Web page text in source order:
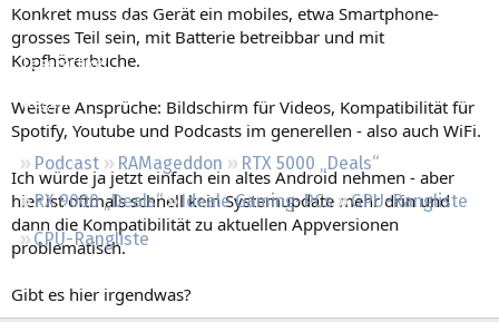
Neueste Aktivitäten
Leserartikel
Regeln
Podcast RAMageddon
RTX 5000 „Deals“
RX 9000 „Deals“
Ideale Gaming-PCs
GPU-Rangliste
CPU-Rangliste
Konkret muss das Gerät ein mobiles, etwa Smartphone-
grosses Teil sein, mit Batterie betreibbar und mit
Kopfhörerbuche.
Weitere Ansprüche: Bildschirm für Videos, Kompatibilität für
Spotify, Youtube und Podcasts im generellen - also auch WiFi.
Ich würde ja jetzt einfach ein altes Android nehmen - aber
hier ist oftmals schnell kein Systemupdate mehr drin und
dann die Kompatibilität zu aktuellen Appversionen
problematisch.
Gibt es hier irgendwas?